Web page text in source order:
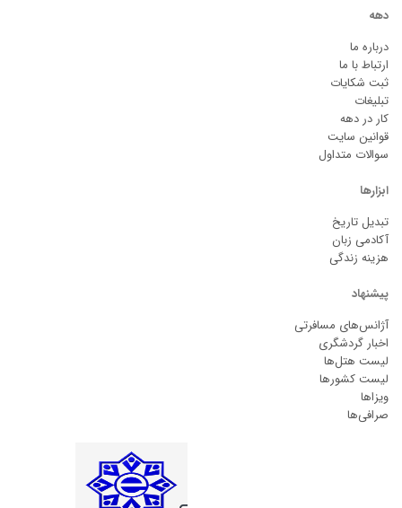
دهه
درباره ما
ارتباط با ما
ثبت شکایات
تبلیغات
کار در دهه
قوانین سایت
سوالات متداول
ابزارها
تبدیل تاریخ
آکادمی زبان
هزینه زندگی
پیشنهاد
آژانس‌های مسافرتی
اخبار گردشگری
لیست هتل‌ها
لیست کشورها
ویزاها
صرافی‌ها